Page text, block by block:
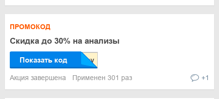
ПРОМОКОД
Скидка до 30% на анализы
Показать код
Акция завершена Применен 301 раз +1